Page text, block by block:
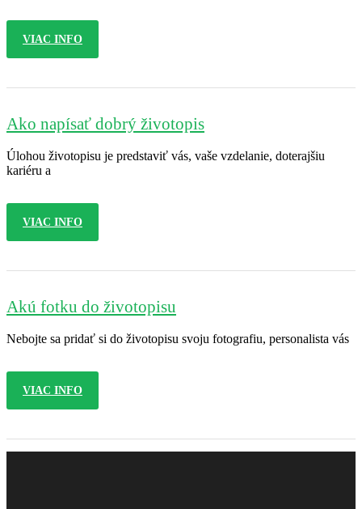
VIAC INFO
Ako napísať dobrý životopis
Úlohou životopisu je predstaviť vás, vaše vzdelanie, doterajšiu
kariéru a
VIAC INFO
Akú fotku do životopisu
Nebojte sa pridať si do životopisu svoju fotografiu, personalista vás
VIAC INFO